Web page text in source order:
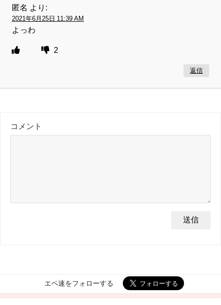
匿名 より:
2021年6月25日 11:39 AM
よっわ
2
返信
コメント
エペ速をフォローする